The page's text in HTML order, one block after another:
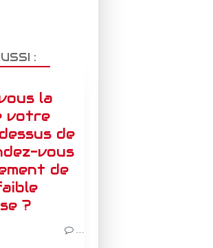
:
la
votre
de
vous
de
?
…